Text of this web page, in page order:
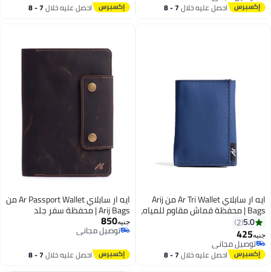
توصيل مجانياحصل عليه خلال 7 - 8 احصل عليه خلال 7 - 8
5
ايه ار سابلاي Ar Tri Wallet من Arij
Bags | محفظة قماش مقاوم للمياه،
تصميم ثلاثي الطي، 7 جيوب للكروت،
عملي للاستخدام اليومي (كحلي)
5.0
2
جنيه425
توصيل مجاني
توصيل مجانياحصل عليه خلال 7 - 8
اغسطس
2
ايه ار سابلاي Ar Passport Wallet من
Arij Bags | محفظة سفر جلد
طبيعي، جيب باسبور، أماكن للكروت
والتذاكر (بني)
جنيه850
توصيل مجاني
توصيل مجاني
احصل عليه خلال 7 - 8
اغسطس